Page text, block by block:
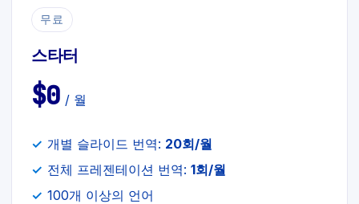
무료
스타터
$0 / 월
개별 슬라이드 번역: 20회/월
전체 프레젠테이션 번역: 1회/월
100개 이상의 언어